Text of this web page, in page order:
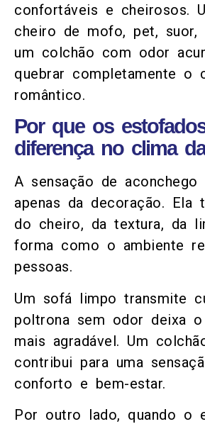
confortáveis e cheirosos.
cheiro de mofo, pet, suor,
um colchão com odor
quebrar completamente o
romântico.
Por que os
diferença no clima
A sensação de aconchego
apenas da decoração. Ela
do cheiro, da textura, da
forma como o ambiente
pessoas.
Um sofá limpo transmite
poltrona sem odor deixa o
mais agradável. Um
contribui para uma
conforto e bem-estar.
Por outro lado, quando o